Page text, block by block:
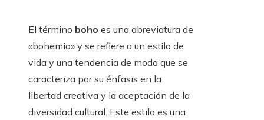
El término boho es una abreviatura de
«bohemio» y se refiere a un estilo de
vida y una tendencia de moda que se
caracteriza por su énfasis en la
libertad creativa y la aceptación de la
diversidad cultural. Este estilo es una